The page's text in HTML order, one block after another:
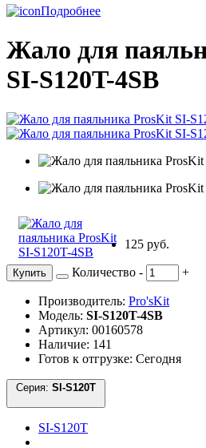
Подробнее
Жало для
SI-S120T-4SB
125 руб.
Купить Количество - +
Производитель: Pro'sKit
Модель: SI-S120T-4SB
Артикул: 00160578
Наличие: 141
Готов к отгрузке: Сегодня
Серия:
SI-S120T